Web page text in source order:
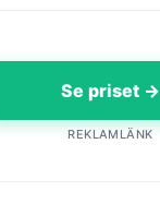
Se priset →
REKLAMLÄNK